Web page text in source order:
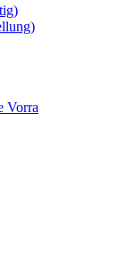
Vorra